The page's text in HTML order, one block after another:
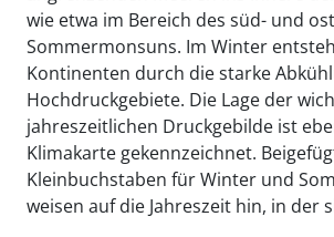
wie etwa im Bereich des süd- und
Sommermonsuns. Im Winter
Kontinenten durch die starke
Hochdruckgebiete. Die Lage der
jahreszeitlichen Druckgebilde ist
Klimakarte gekennzeichnet.
Kleinbuchstaben für Winter und
weisen auf die Jahreszeit hin, in der